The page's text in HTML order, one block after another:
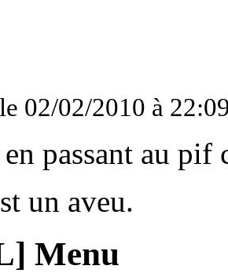
le 02/02/2010 à
passant au pif
un aveu.
Menu